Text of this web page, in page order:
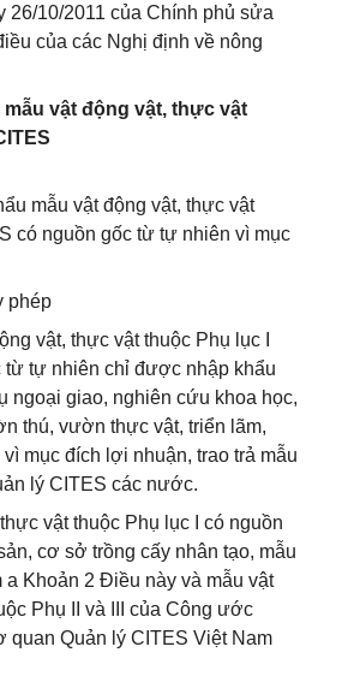
26/10/2011 của Chính phủ sửa
của các Nghị định về nông
vật động vật, thực vật
mẫu vật động vật, thực vật
có nguồn gốc từ tự nhiên vì mục
phép
vật, thực vật thuộc Phụ lục I
từ tự nhiên chỉ được nhập khẩu
ngoại giao, nghiên cứu khoa học,
thú, vườn thực vật, triển lãm,
mục đích lợi nhuận, trao trả mẫu
lý CITES các nước.
vật thuộc Phụ lục I có nguồn
cơ sở trồng cấy nhân tạo, mẫu
Khoản 2 Điều này và mẫu vật
Phụ II và III của Công ước
Quản lý CITES Việt Nam